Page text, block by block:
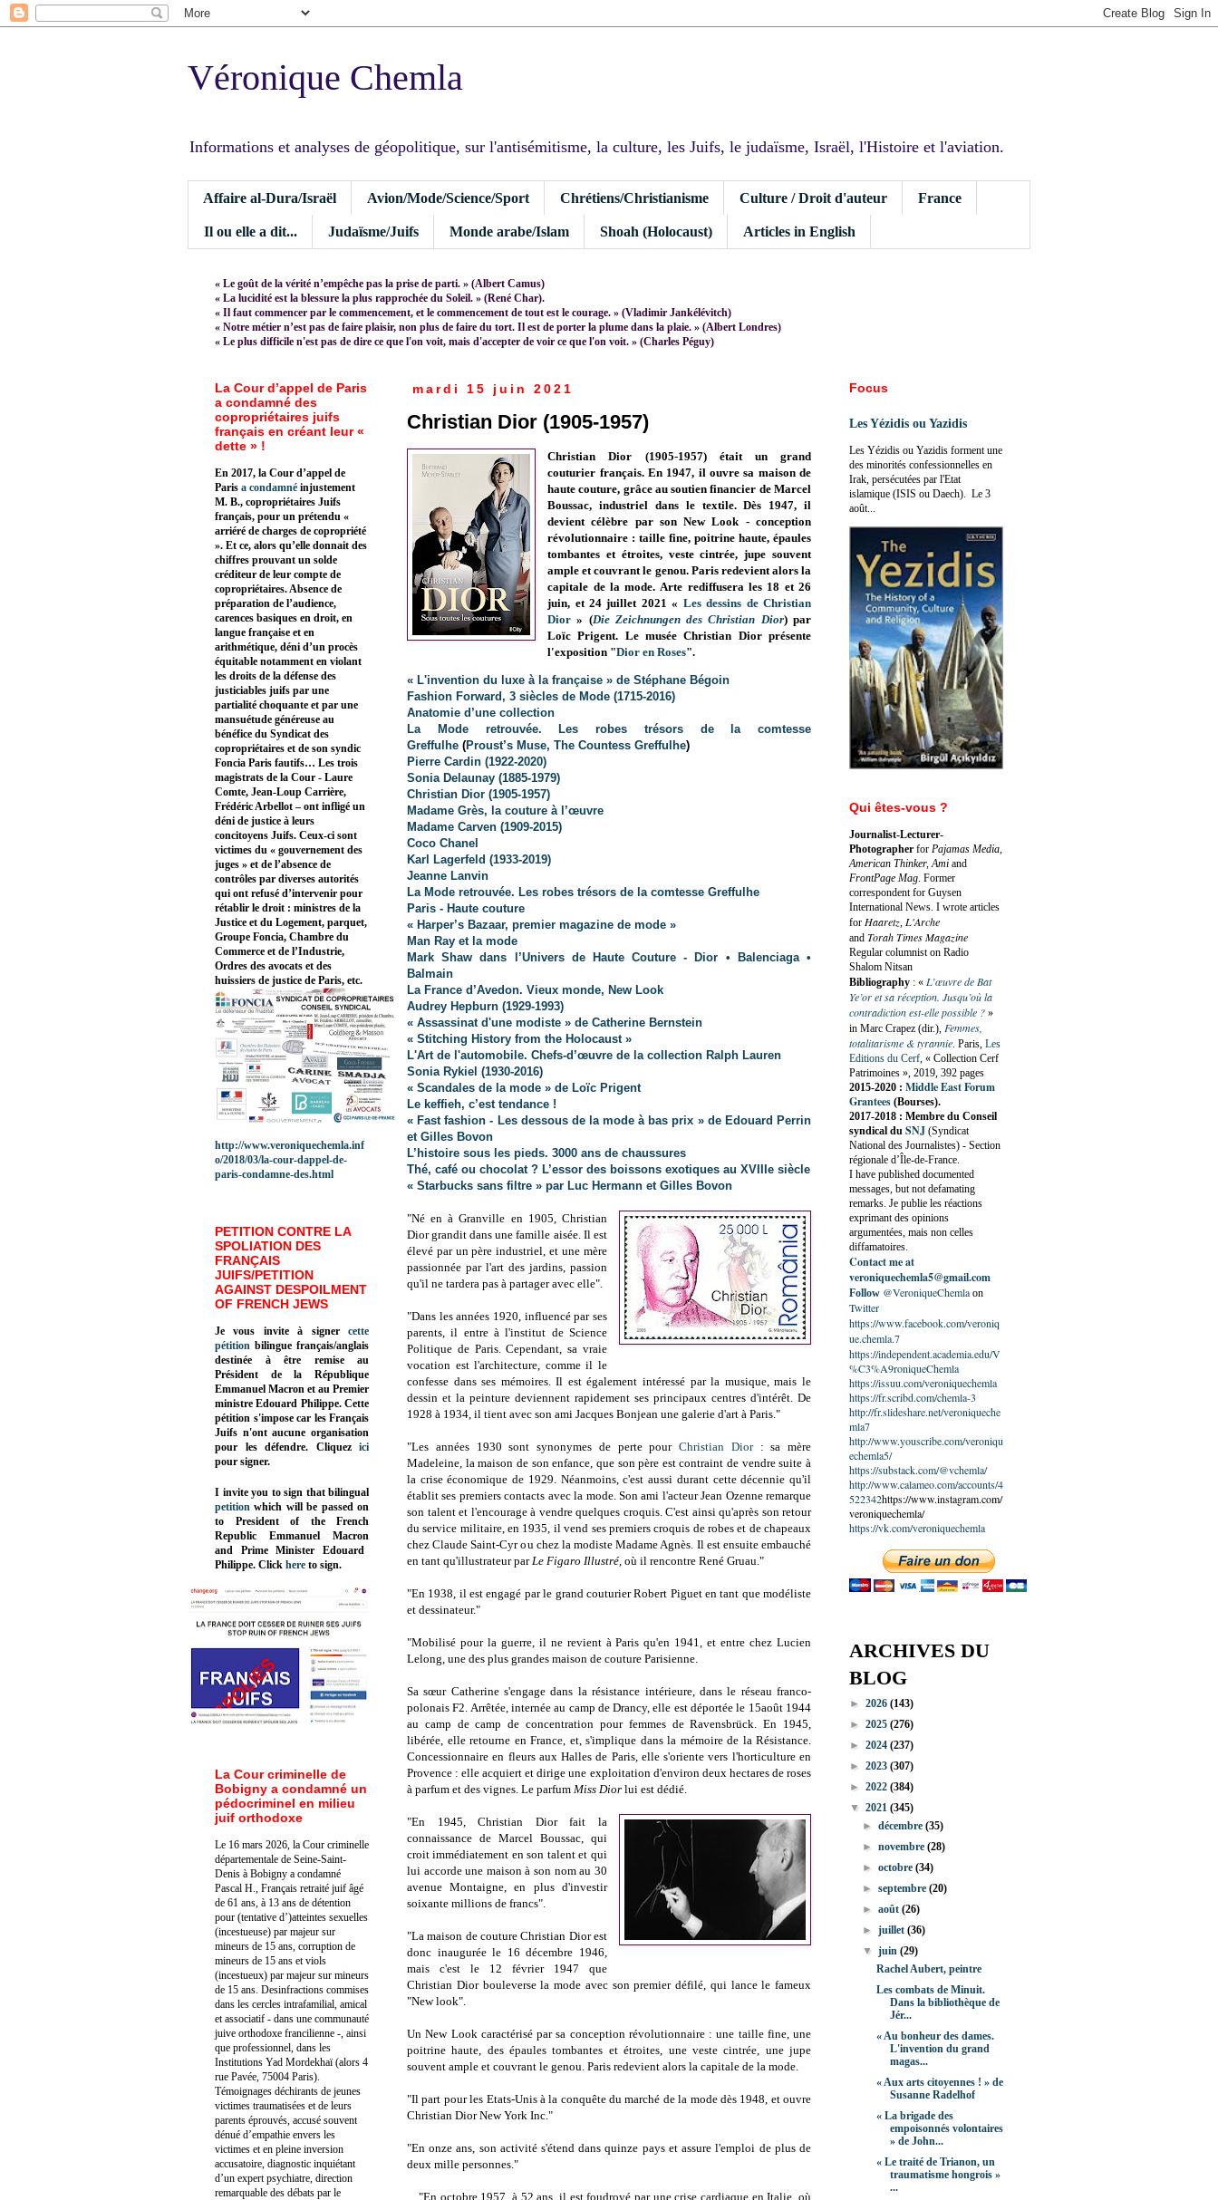
Véronique Chemla
Informations et analyses de géopolitique, sur l'antisémitisme, la culture, les Juifs, le judaïsme, Israël, l'Histoire et l'aviation.
Affaire al-Dura/Israël Avion/Mode/Science/Sport Chrétiens/Christianisme Culture / Droit d'auteur France
Il ou elle a dit... Judaïsme/Juifs Monde arabe/Islam Shoah (Holocaust) Articles in English
« Le goût de la vérité n’empêche pas la prise de parti. » (Albert Camus)
« La lucidité est la blessure la plus rapprochée du Soleil. » (René Char).
« Il faut commencer par le commencement, et le commencement de tout est le courage. » (Vladimir Jankélévitch)
« Notre métier n’est pas de faire plaisir, non plus de faire du tort. Il est de porter la plume dans la plaie. » (Albert Londres)
« Le plus difficile n'est pas de dire ce que l'on voit, mais d'accepter de voir ce que l'on voit. » (Charles Péguy)
mardi 15 juin 2021
Christian Dior (1905-1957)
Christian Dior (1905-1957) était un grand
couturier français. En 1947, il ouvre sa maison de
haute couture, grâce au soutien financier de Marcel
Boussac, industriel dans le textile. Dès 1947, il
devient célèbre par son New Look - conception
révolutionnaire : taille fine, poitrine haute, épaules
tombantes et étroites, veste cintrée, jupe souvent
ample et couvrant le genou. Paris redevient alors la
capitale de la mode.Arte rediffusera les 18 et 26
juin, et 24 juillet 2021 « Les dessins de Christian
Dior » (Die Zeichnungen des Christian Dior) par
Loïc Prigent. Le musée Christian Dior présente
l'exposition "Dior en Roses".
« L'invention du luxe à la française » de Stéphane Bégoin
Fashion Forward, 3 siècles de Mode (1715-2016)
Anatomie d’une collection
La Mode retrouvée. Les robes trésors de la comtesse
Greffulhe (Proust’s Muse, The Countess Greffulhe)
Pierre Cardin (1922-2020)
Sonia Delaunay (1885-1979)
Christian Dior (1905-1957)
Madame Grès, la couture à l’œuvre
Madame Carven (1909-2015)
Coco Chanel
Karl Lagerfeld (1933-2019)
Jeanne Lanvin
La Mode retrouvée. Les robes trésors de la comtesse Greffulhe
Paris - Haute couture
« Harper’s Bazaar, premier magazine de mode »
Man Ray et la mode
Mark Shaw dans l’Univers de Haute Couture - Dior • Balenciaga •
Balmain
La France d’Avedon. Vieux monde, New Look
Audrey Hepburn (1929-1993)
« Assassinat d'une modiste » de Catherine Bernstein
« Stitching History from the Holocaust »
L'Art de l'automobile. Chefs-d’œuvre de la collection Ralph Lauren
Sonia Rykiel (1930-2016)
« Scandales de la mode » de Loïc Prigent
Le keffieh, c’est tendance !
« Fast fashion - Les dessous de la mode à bas prix » de Edouard Perrin
et Gilles Bovon
L’histoire sous les pieds. 3000 ans de chaussures
Thé, café ou chocolat ? L’essor des boissons exotiques au XVIIIe siècle
« Starbucks sans filtre » par Luc Hermann et Gilles Bovon
"Né en à Granville en 1905, Christian
Diorgrandit dans une famille aisée. Il est
élevé par un père industriel, et une mère
passionnée par l'art des jardins, passion
qu'il ne tardera pas à partager avec elle".
"Dans les années 1920, influencé par ses
parents, il entre à l'institut de Science
Politique de Paris. Cependant, sa vraie
vocation est l'architecture, comme il le
confesse dans ses mémoires. Il est également intéressé par la musique, mais le
dessin et la peinture deviennent rapidement ses principaux centres d'intérêt. De
1928 à 1934, il tient avec son ami Jacques Bonjean une galerie d'art à Paris."
"Les années 1930 sont synonymes de perte pour Christian Dior: sa mère
Madeleine, la maison de son enfance, que son père est contraint de vendre suite à
la crise économique de 1929. Néanmoins, c'est aussi durant cette décennie qu'il
établit ses premiers contacts avec la mode. Son ami l'acteur Jean Ozenne remarque
son talent et l'encourage à vendre quelques croquis. C'est ainsi qu'après son retour
du service militaire, en 1935, il vend ses premiers croquis de robes et de chapeaux
chez Claude Saint-Cyr ou chez la modiste Madame Agnès. Il est ensuite embauché
en tant qu'illustrateur parLe Figaro Illustré, où il rencontre René Gruau."
"En 1938, il est engagé par le grand couturier Robert Piguet en tant que modéliste
et dessinateur."
"Mobilisé pour la guerre, il ne revient à Paris qu'en 1941, et entre chez Lucien
Lelong, une des plus grandes maison de couture Parisienne.
Sa sœur Catherine s'engage dans la résistance intérieure, dans le réseau franco-
polonais F2. Arrêtée, internée au camp de Drancy, elle est déportée le 15août 1944
au camp de camp de concentration pour femmes de Ravensbrück. En 1945,
libérée, elle retourne en France, et, s'implique dans la mémoire de la Résistance.
Concessionnaire en fleurs aux Halles de Paris, elle s'oriente vers l'horticulture en
Provence : elle acquiert et dirige une exploitation d'environ deux hectares de roses
à parfum et des vignes. Le parfum Miss Dior lui est dédié.
"En 1945, Christian Dior fait la
connaissance de Marcel Boussac, qui
croit immédiatement en son talent et qui
lui accorde une maison à son nom au 30
avenue Montaigne, en plus d'investir
soixante millions de francs".
"La maison de couture Christian Dior est
donc inaugurée le 16 décembre 1946,
mais c'est le 12 février 1947 que
Christian Dior bouleverse la mode avec son premier défilé, qui lance le fameux
"New look".
Un New Look caractérisé par sa conception révolutionnaire : une taille fine, une
poitrine haute, des épaules tombantes et étroites, une veste cintrée, une jupe
souvent ample et couvrant le genou. Paris redevient alors la capitale de la mode.
"Il part pour les Etats-Unis à la conquête du marché de la mode dès 1948, et ouvre
Christian Dior New York Inc."
"En onze ans, son activité s'étend dans quinze pays et assure l'emploi de plus de
deux mille personnes."
"En octobre 1957, à 52 ans, il est foudroyé par une crise cardiaque en Italie, où
La Cour d’appel de Paris
a condamné des
copropriétaires juifs
français en créant leur «
dette » !
En 2017, la Cour d’appel de
Paris a condamné injustement
M. B., copropriétaires Juifs
français, pour un prétendu «
arriéré de charges de copropriété
». Et ce, alors qu’elle donnait des
chiffres prouvant un solde
créditeur de leur compte de
copropriétaires. Absence de
préparation de l’audience,
carences basiques en droit, en
langue française et en
arithmétique, déni d’un procès
équitable notamment en violant
les droits de la défense des
justiciables juifs par une
partialité choquante et par une
mansuétude généreuse au
bénéfice du Syndicat des
copropriétaires et de son syndic
Foncia Paris fautifs… Les trois
magistrats de la Cour - Laure
Comte, Jean-Loup Carrière,
Frédéric Arbellot – ont infligé un
déni de justice à leurs
concitoyens Juifs. Ceux-ci sont
victimes du « gouvernement des
juges » et de l’absence de
contrôles par diverses autorités
qui ont refusé d’intervenir pour
rétablir le droit : ministres de la
Justice et du Logement, parquet,
Groupe Foncia, Chambre du
Commerce et de l’Industrie,
Ordres des avocats et des
huissiers de justice de Paris, etc.
http://www.veroniquechemla.inf
o/2018/03/la-cour-dappel-de-
paris-condamne-des.html
PETITION CONTRE LA
SPOLIATION DES
FRANÇAIS
JUIFS/PETITION
AGAINST DESPOILMENT
OF FRENCH JEWS
Je vous invite à signer cette
pétition bilingue français/anglais
destinée à être remise au
Président de la République
Emmanuel Macron et au Premier
ministre Edouard Philippe. Cette
pétition s'impose car les Français
Juifs n'ont aucune organisation
pour les défendre. Cliquez
ici
pour signer.
I invite you to sign that bilingual
petition which will be passed on
to President of the French
Republic Emmanuel Macron
and Prime Minister Edouard
Philippe. Click here to sign.
La Cour criminelle de
Bobigny a condamné un
pédocriminel en milieu
juif orthodoxe
Le 16 mars 2026, la Cour criminelle
départementale de Seine-Saint-
Denis à Bobigny a condamné
Pascal H., Français retraité juif âgé
de 61 ans, à 13 ans de détention
pour (tentative d’)atteintes sexuelles
(incestueuse) par majeur sur
mineurs de 15 ans, corruption de
mineurs de 15 ans et viols
(incestueux) par majeur sur mineurs
de 15 ans. Desinfractions commises
dans les cercles intrafamilial, amical
et associatif - dans une communauté
juive orthodoxe francilienne -, ainsi
que professionnel, dans les
Institutions Yad Mordekhaï (alors 4
rue Pavée, 75004 Paris).
Témoignages déchirants de jeunes
victimes traumatisées et de leurs
parents éprouvés, accusé souvent
dénué d’empathie envers les
victimes et en pleine inversion
accusatoire, diagnostic inquiétant
d’un expert psychiatre, direction
remarquable des débats par le
Focus
Les Yézidis ou Yazidis
Les Yézidis ou Yazidis forment une
des minorités confessionnelles en
Irak, persécutées par l'Etat
islamique (ISIS ou Daech). Le 3
août...
Qui êtes-vous ?
Journalist-Lecturer-
Photographer for Pajamas Media,
American Thinker, Ami and
FrontPage Mag. Former
correspondent for Guysen
International News. I wrote articles
for Haaretz, L'Arche
and Torah Times Magazine
Regular columnist on Radio
Shalom Nitsan
Bibliography : « L’œuvre de Bat
Ye’or et sa réception. Jusqu’où la
contradiction est-elle possible ? »
in Marc Crapez (dir.), Femmes,
totalitarisme & tyrannie. Paris, Les
Editions du Cerf, « Collection Cerf
Patrimoines », 2019, 392 pages
2015-2020 : Middle East Forum
Grantees (Bourses).
2017-2018 : Membre du Conseil
syndical du SNJ (Syndicat
National des Journalistes) - Section
régionale d’Île-de-France.
I have published documented
messages, but not defamating
remarks. Je publie les réactions
exprimant des opinions
argumentées, mais non celles
diffamatoires.
Contact me at
veroniquechemla5@gmail.com
Follow @VeroniqueChemlaon
Twitter
https://www.facebook.com/veroniq
ue.chemla.7
https://independent.academia.edu/V
%C3%A9roniqueChemla
https://issuu.com/veroniquechemla
https://fr.scribd.com/chemla-3
http://fr.slideshare.net/veroniqueche
mla7
http://www.youscribe.com/veroniqu
echemla5/
https://substack.com/@vchemla/
http://www.calameo.com/accounts/4
522342https://www.instagram.com/
veroniquechemla/
https://vk.com/veroniquechemla
ARCHIVES DU
BLOG
► 2026 (143)
► 2025 (276)
► 2024 (237)
► 2023 (307)
► 2022 (384)
▼ 2021 (345)
►décembre(35)
►novembre(28)
►octobre(34)
►septembre(20)
►août(26)
►juillet(36)
▼juin(29)
Rachel Aubert, peintre
Les combats de Minuit.
Dans la bibliothèque de
Jér...
« Au bonheur des dames.
L'invention du grand
magas...
« Aux arts citoyennes ! » de
Susanne Radelhof
« La brigade des
empoisonnés volontaires
» de John...
« Le traité de Trianon, un
traumatisme hongrois »
...